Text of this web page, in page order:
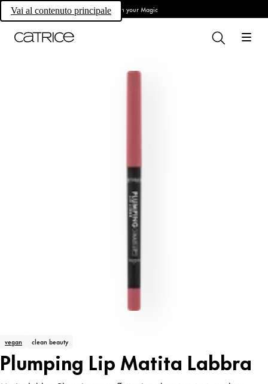
Vai al contenuto principaleOwn your Magic
vegan clean beauty
Plumping Lip Matita Labbra